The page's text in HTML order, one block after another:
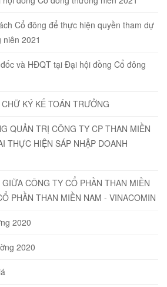
Cổ đông để thực hiện quyền tham dự
2021
và HĐQT tại Đại hội đồng Cổ đông
KÝ KẾ TOÁN TRƯỞNG
QUẢN TRỊ CÔNG TY CP THAN MIỀN
THỰC HIỆN SÁP NHẬP DOANH
CÔNG TY CỔ PHẦN THAN MIỀN
PHẦN THAN MIỀN NAM - VINACOMIN
2020
2020